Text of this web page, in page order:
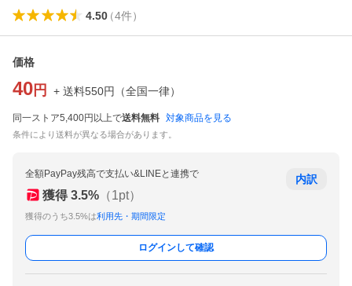
4.50（4件）
価格
40 円 + 送料550円 （全国一律）
同一ストア5,400円以上で送料無料 対象商品を見る
条件により送料が異なる場合があります。
全額PayPay残高で支払い&LINEと連携で
獲得 3.5% （1pt）
獲得のうち3.5%は利用先・期間限定
内訳
ログインして確認